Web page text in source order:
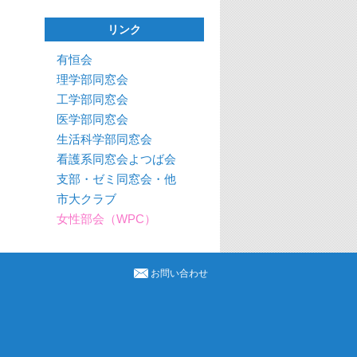
リンク
有恒会
理学部同窓会
工学部同窓会
医学部同窓会
生活科学部同窓会
看護系同窓会よつば会
支部・ゼミ同窓会・他
市大クラブ
女性部会（WPC）
お問い合わせ